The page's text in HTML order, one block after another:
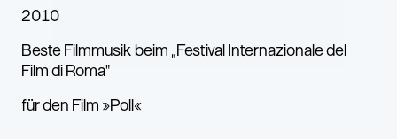
2010
Beste Filmmusik beim „Festival Internazionale del
Film di Roma“
für den Film »Poll«